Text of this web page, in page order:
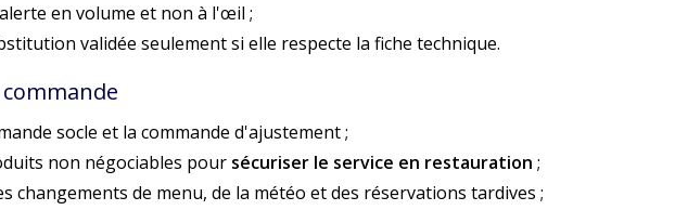
en volume et non à l'œil ;
validée seulement si elle respecte la fiche technique.
socle et la commande d'ajustement ;
non négociables pour sécuriser le service en restauration ;
changements de menu, de la météo et des réservations tardives ;